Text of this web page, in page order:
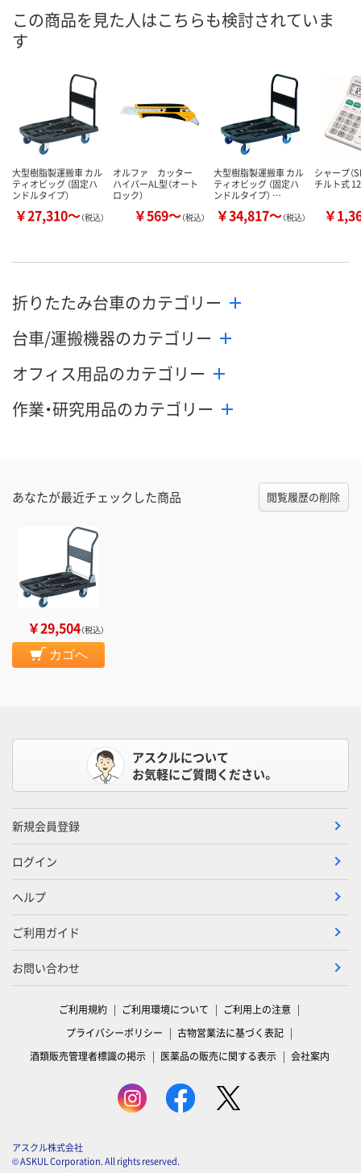
数量
この商品を見た人はこちらも検討されていま
す
大型樹脂製運搬車 カル
ティオビッグ （固定ハ
ンドルタイプ）
￥27,310～（税込）
オルファ カッター
ハイパーAL型（オート
ロック）
￥569～（税込）
大型樹脂製運搬車 カル
ティオビッグ （固定ハ
ンドルタイプ） …
￥34,817～（税込）
シャープ（
チルト式
￥
折りたたみ台車のカテゴリー
台車/運搬機器のカテゴリー
オフィス用品のカテゴリー
作業・研究用品のカテゴリー
あなたが最近チェックした商品 閲覧履歴の削除
￥29,504（税込）
カゴへ
アスクルについて
お気軽にご質問ください。
新規会員登録
ログイン
ヘルプ
ご利用ガイド
お問い合わせ
ご利用規約 ご利用環境について
ご利用上の注意
プライバシーポリシー
古物営業法に基づく表記
酒類販売管理者標識の掲示
医薬品の販売に関する表示 会社案内
アスクル株式会社
© ASKUL Corporation. All rights reserved.